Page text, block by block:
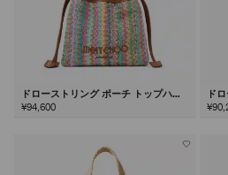
ドローストリング ポーチ トップハン
ドル
¥94,600
ド
ドル